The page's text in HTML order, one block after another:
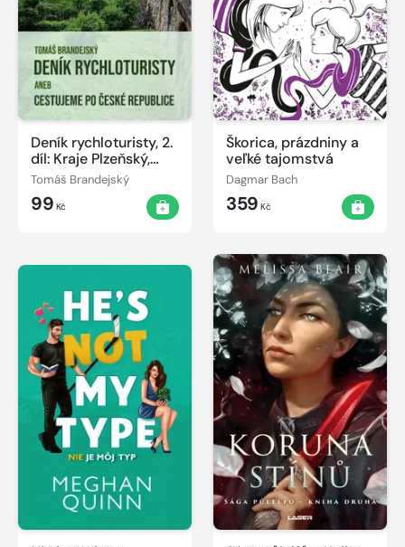
Deník rychloturisty, 2.
díl: Kraje Plzeňský,
Královéhradecký,
Středočeský a Praha
Tomáš Brandejský
99 Kč
Škorica, prázdniny a
veľké tajomstvá
Dagmar Bach
359 Kč